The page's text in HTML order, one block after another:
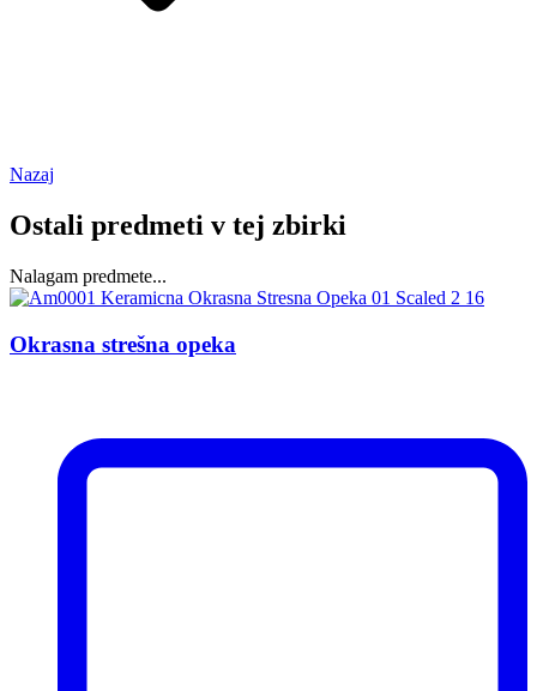
Nazaj
Ostali predmeti v tej zbirki
Nalagam predmete...
Okrasna strešna opeka